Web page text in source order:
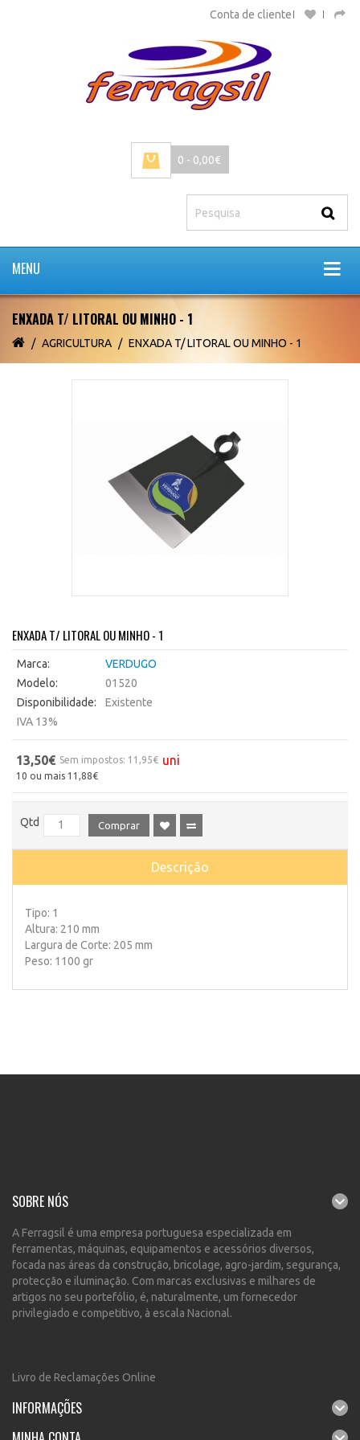
Conta de cliente
0 - 0,00€
MENU
ENXADA T/ LITORAL OU MINHO - 1
AGRICULTURA ENXADA T/ LITORAL OU MINHO - 1
ENXADA T/ LITORAL OU MINHO - 1
Marca:
VERDUGO
Modelo:
01520
Disponibilidade:
Existente
IVA 13%
13,50€ Sem impostos: 11,95€ uni
10 ou mais 11,88€
Qtd Comprar
Descrição
Tipo: 1
Altura: 210 mm
Largura de Corte: 205 mm
Peso: 1100 gr
SOBRE NÓS
A Ferragsil é uma empresa portuguesa especializada em
ferramentas, máquinas, equipamentos e acessórios diversos,
focada nas áreas da construção, bricolage, agro-jardim, segurança,
protecção e iluminação. Com marcas exclusivas e milhares de
artigos no seu portefólio, é, naturalmente, um fornecedor
privilegiado e competitivo, à escala Nacional.
Livro de Reclamações Online
INFORMAÇÕES